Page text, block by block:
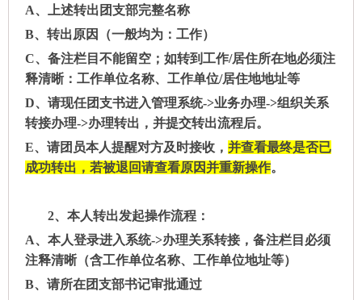
A、
上述转出团支部完整名称
B、 转出原因（一般均为：工作）
C、 备注栏目不能留空；如转到工作/居住所在地必须注
释清晰：工作单位名称、工作单位/居住地地址等
D、 请现任团支书进入管理系统->业务办理->组织关系
转接办理->办理转出 ，并提交转出流程后。
E、 请团员本人提醒对方及时接收， 并查看最终是否已
成功转出，若被退回请查看原因并重新操作。
2、 本人转出发起操作流程：
A、 本人登录进入系统->办理关系转接，备注栏目必须
注释清晰（含工作单位名称、工作单位地址等）
B、 请所在团支部书记审批通过